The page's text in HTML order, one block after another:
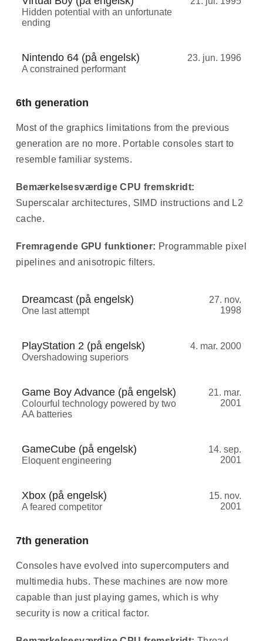
Hidden potential with an unfortunate
ending
23. jun. 1996
Nintendo 64 (på engelsk)
A constrained performant
6th generation
Most of the graphics limitations from the previous
generation are no more. Portable consoles start to
resemble familiar systems.
Bemærkelsesværdige CPU fremskridt:
Superscalar architectures, SIMD instructions and L2
cache.
Fremragende GPU funktioner: Programmable pixel
pipelines and anisotropic filters.
27. nov.
1998
Dreamcast (på engelsk)
One last attempt
4. mar. 2000
PlayStation 2 (på engelsk)
Overshadowing superiors
21. mar.
2001
Game Boy Advance (på engelsk)
Colourful technology powered by two
AA batteries
14. sep.
2001
GameCube (på engelsk)
Eloquent engineering
15. nov.
2001
Xbox (på engelsk)
A feared competitor
7th generation
Consoles have evolved into supercomputers and
multimedia hubs. These machines are now more
capable than just playing games, which is why
security is now a critical factor.